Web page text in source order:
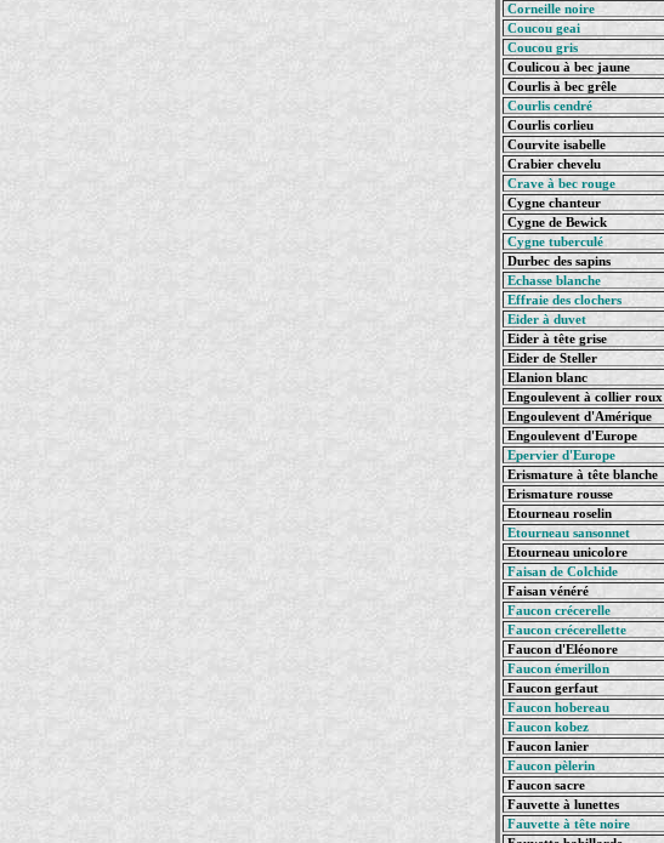
Corneille noire
Coucou geai
Coucou gris
Coulicou à bec jaune
Courlis à bec grêle
Courlis cendré
Courlis corlieu
Courvite isabelle
Crabier chevelu
Crave à bec rouge
Cygne chanteur
Cygne de Bewick
Cygne tuberculé
Durbec des sapins
Echasse blanche
Effraie des clochers
Eider à duvet
Eider à tête grise
Eider de Steller
Elanion blanc
Engoulevent à collier roux
Engoulevent d'Amérique
Engoulevent d'Europe
Epervier d'Europe
Erismature à tête blanche
Erismature rousse
Etourneau roselin
Etourneau sansonnet
Etourneau unicolore
Faisan de Colchide
Faisan vénéré
Faucon crécerelle
Faucon crécerellette
Faucon d'Eléonore
Faucon émerillon
Faucon gerfaut
Faucon hobereau
Faucon kobez
Faucon lanier
Faucon pèlerin
Faucon sacre
Fauvette à lunettes
Fauvette à tête noire